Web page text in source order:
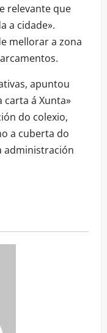
relevante que
a cidade».
mellorar a zona
apuntou
carta á Xunta»
do colexio,
a cuberta do
administración